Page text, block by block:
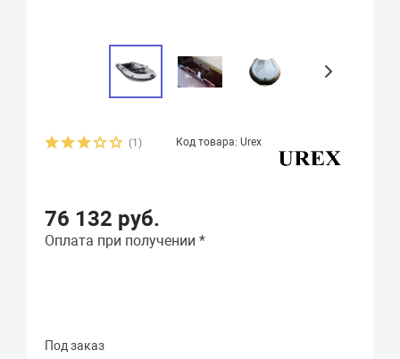
(1) Код товара: Urex
76 132 руб.
Оплата при получении *
Под заказ